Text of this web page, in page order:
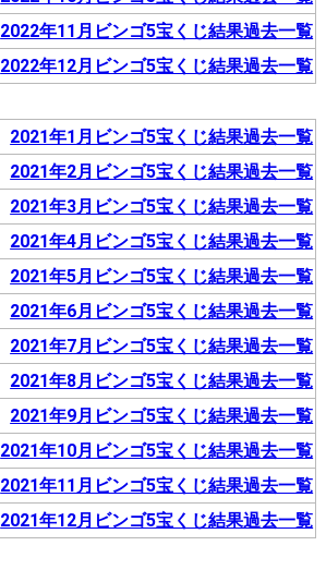
2022年11月ビンゴ5宝くじ結果過去一覧
2022年12月ビンゴ5宝くじ結果過去一覧
2021年1月ビンゴ5宝くじ結果過去一覧
2021年2月ビンゴ5宝くじ結果過去一覧
2021年3月ビンゴ5宝くじ結果過去一覧
2021年4月ビンゴ5宝くじ結果過去一覧
2021年5月ビンゴ5宝くじ結果過去一覧
2021年6月ビンゴ5宝くじ結果過去一覧
2021年7月ビンゴ5宝くじ結果過去一覧
2021年8月ビンゴ5宝くじ結果過去一覧
2021年9月ビンゴ5宝くじ結果過去一覧
2021年10月ビンゴ5宝くじ結果過去一覧
2021年11月ビンゴ5宝くじ結果過去一覧
2021年12月ビンゴ5宝くじ結果過去一覧